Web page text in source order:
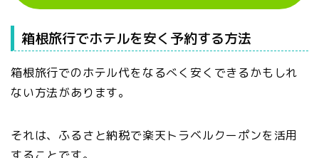
箱根旅行でホテルを安く予約する方法
箱根旅行でのホテル代をなるべく安くできるかもしれ
ない方法があります。
それは、ふるさと納税で楽天トラベルクーポンを活用